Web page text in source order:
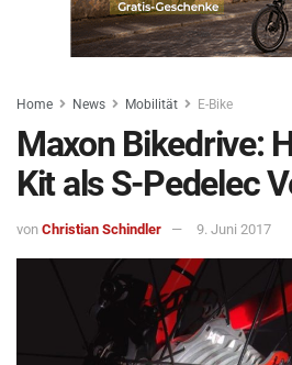
Home News Mobilität E-Bike
Maxon Bikedrive:
Kit als S-Pedelec
von Christian Schindler 9. Juni 2017